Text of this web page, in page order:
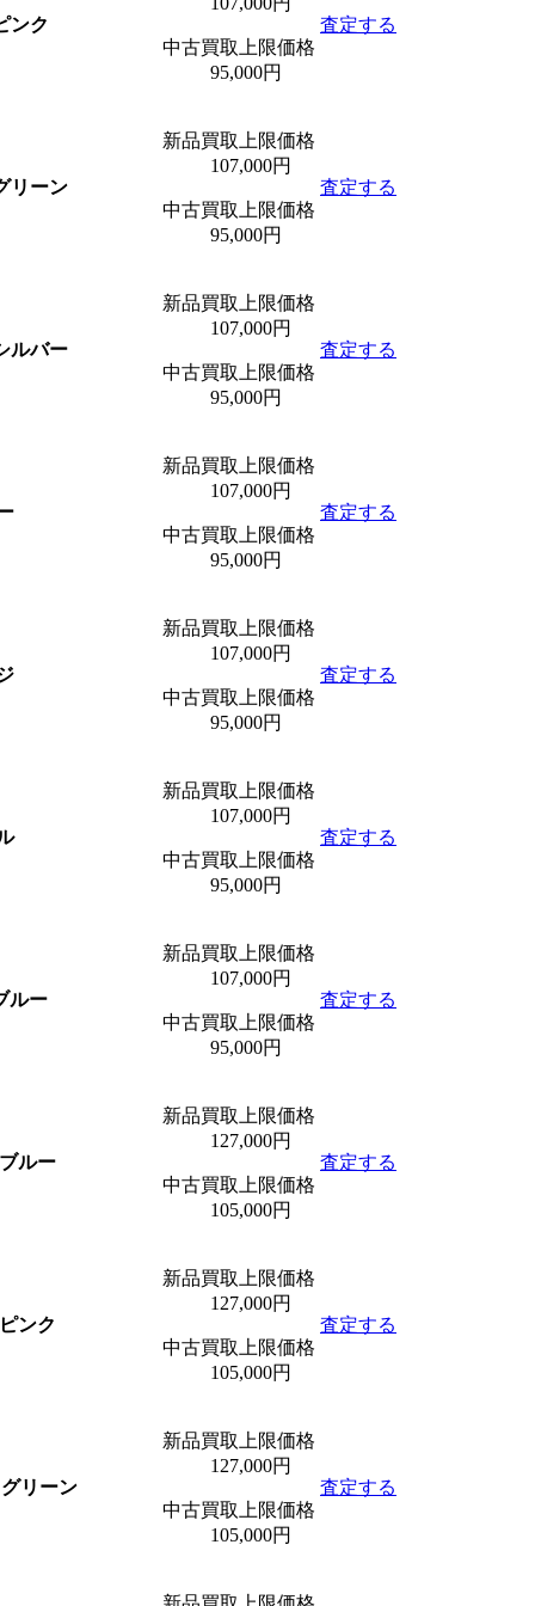
ンク
中古買取上限価格
95,000円
査定する
リーン
新品買取上限価格
107,000円
中古買取上限価格
95,000円
査定する
ルバー
新品買取上限価格
107,000円
中古買取上限価格
95,000円
査定する
新品買取上限価格
107,000円
中古買取上限価格
95,000円
査定する
新品買取上限価格
107,000円
中古買取上限価格
95,000円
査定する
新品買取上限価格
107,000円
中古買取上限価格
95,000円
査定する
ルー
新品買取上限価格
107,000円
中古買取上限価格
95,000円
査定する
ルー
新品買取上限価格
127,000円
中古買取上限価格
105,000円
査定する
ンク
新品買取上限価格
127,000円
中古買取上限価格
105,000円
査定する
リーン
新品買取上限価格
127,000円
中古買取上限価格
105,000円
査定する